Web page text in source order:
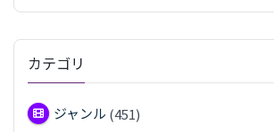
カテゴリ
ジャンル (451)